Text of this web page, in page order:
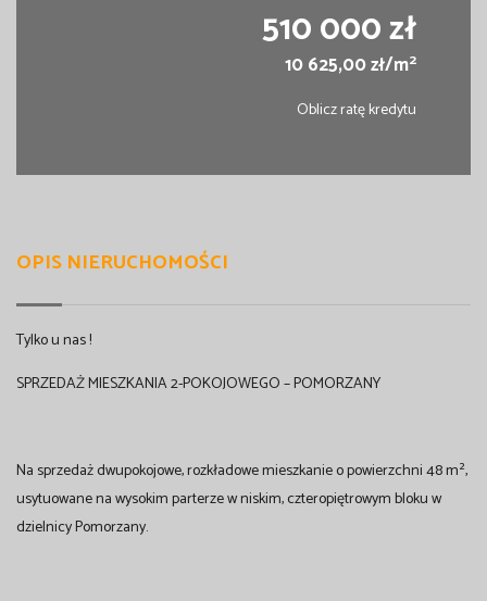
510 000 zł
10 625,00 zł/m2
Oblicz ratę kredytu
OPIS NIERUCHOMOŚCI
Tylko u nas !
SPRZEDAŻ MIESZKANIA 2-POKOJOWEGO – POMORZANY
Na sprzedaż dwupokojowe, rozkładowe mieszkanie o powierzchni 48 m²,
usytuowane na wysokim parterze w niskim, czteropiętrowym bloku w
dzielnicy Pomorzany.